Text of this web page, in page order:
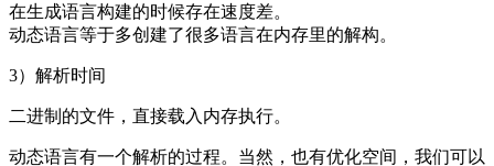
在生成语言构建的时候存在速度差。
动态语言等于多创建了很多语言在内存里的解构。
3）解析时间
二进制的文件，直接载入内存执行。
动态语言有一个解析的过程。当然，也有优化空间，我们可以